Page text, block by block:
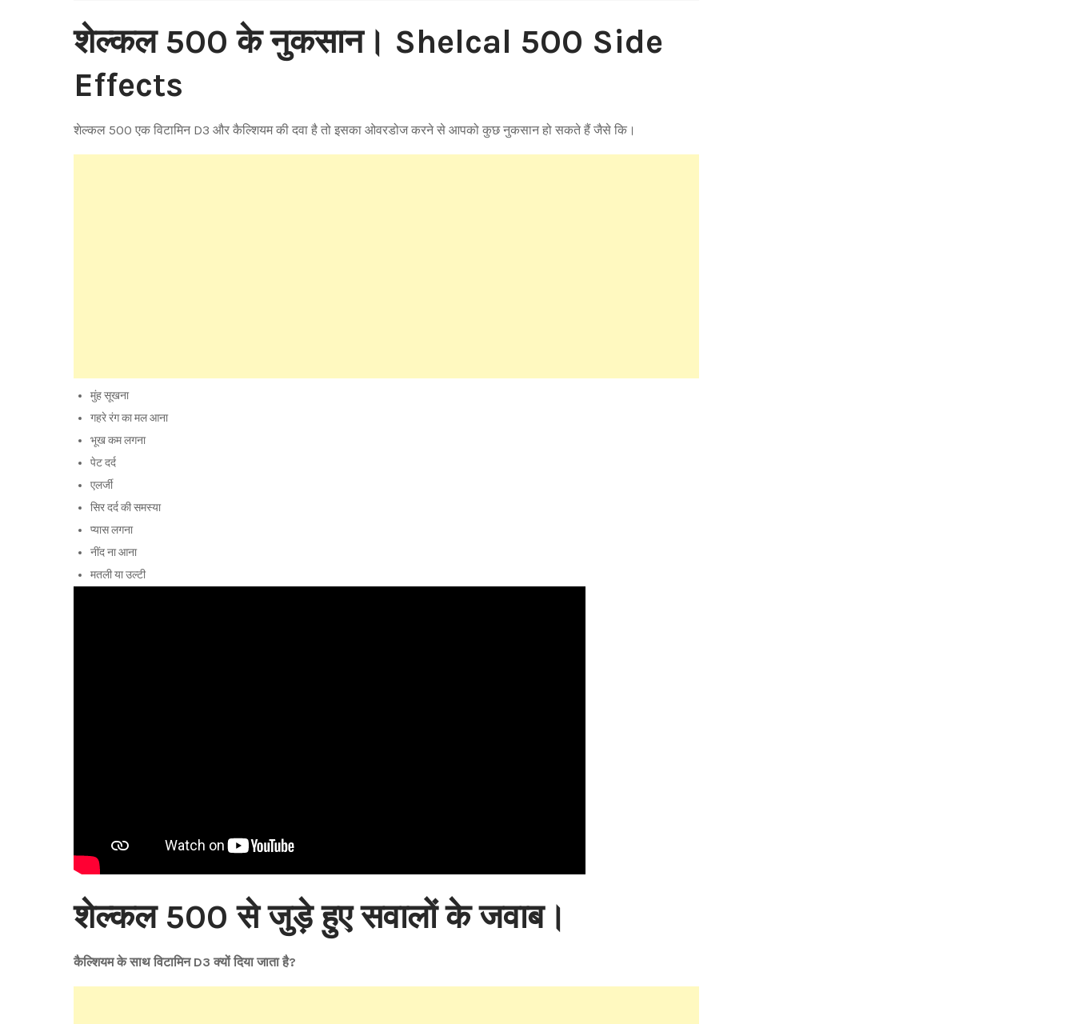
शेल्कल 500 के नुकसान। Shelcal 500 Side
Effects
शेल्कल 500 एक विटामिन D3 और कैल्शियम की दवा है तो इसका ओवरडोज करने से आपको कुछ नुकसान हो सकते हैं जैसे कि।
मुंह सूखना
गहरे रंग का मल आना
भूख कम लगना
पेट दर्द
एलर्जी
सिर दर्द की समस्या
प्यास लगना
नींद ना आना
मतली या उल्टी
शेल्कल 500 से जुड़े हुए सवालों के जवाब।
कैल्शियम के साथ विटामिन D3 क्यों दिया जाता है?